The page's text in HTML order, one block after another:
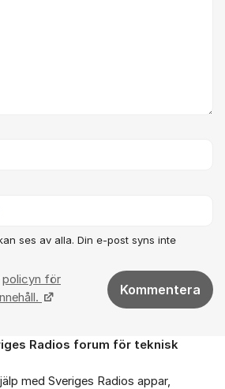
ses av alla. Din e-post syns inte
policyn för
Kommentera
Radios forum för teknisk
med Sveriges Radios appar,